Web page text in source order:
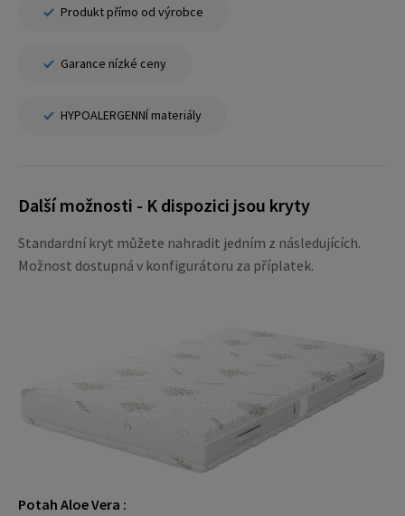
Produkt přímo od výrobce
Garance nízké ceny
HYPOALERGENNÍ materiály
Další možnosti - K dispozici jsou kryty
Standardní kryt můžete nahradit jedním z následujících.
Možnost dostupná v konfigurátoru za příplatek.
Potah Aloe Vera :